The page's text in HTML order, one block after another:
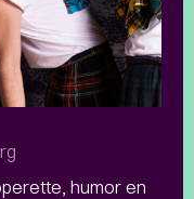
humor en